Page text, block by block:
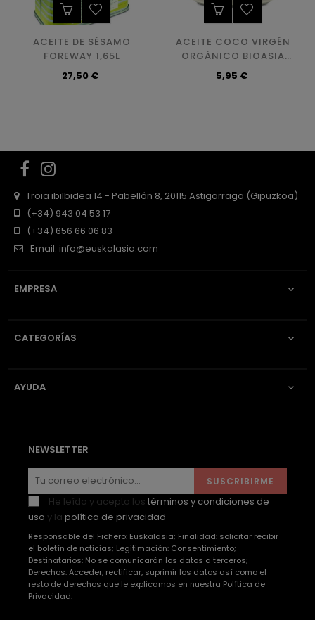
ACEITE DE SÉSAMO
FOREWAY 1,65L
Precio
27,50 €
ACEITE COCO VIRGÉN
ORGÁNICO BIOASIA
250ML
Precio
5,95 €
Facebook
Troia ibilbidea 14 - Pabellón 8, 20115 Astigarraga (Gipuzkoa)
(+34) 943 04 53 17
(+34) 656 66 06 83
Email: info@euskalasia.com
EMPRESA 
CATEGORÍAS 
AYUDA 
NEWSLETTER
SUSCRIBIRME
He leído y acepto los términos y condiciones de
uso y la política de privacidad
Responsable del Fichero: Euskalasia; Finalidad: solicitar recibir
el boletín de noticias; Legitimación: Consentimiento;
Destinatarios: No se comunicarán los datos a terceros;
Derechos: Acceder, rectificar, suprimir los datos así como el
resto de derechos que le explicamos en nuestra Política de
Privacidad.